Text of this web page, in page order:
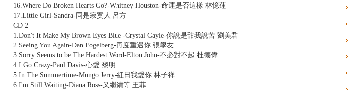
16.Where Do Broken Hearts Go?-Whitney Houston-命運是否這樣 林憶蓮
17.Little Girl-Sandra-同是寂寞人 呂方
CD 2
1.Don't It Make My Brown Eyes Blue -Crystal Gayle-你說是甜我說苦 劉美君
2.Seeing You Again-Dan Fogelberg-再度重遇你 張學友
3.Sorry Seems to be The Hardest Word-Elton John-不必對不起 杜德偉
4.I Go Crazy-Paul Davis-心愛 黎明
5.In The Summertime-Mungo Jerry-紅日我愛你 林子祥
6.I'm Still Waiting-Diana Ross-又繼續等 王菲